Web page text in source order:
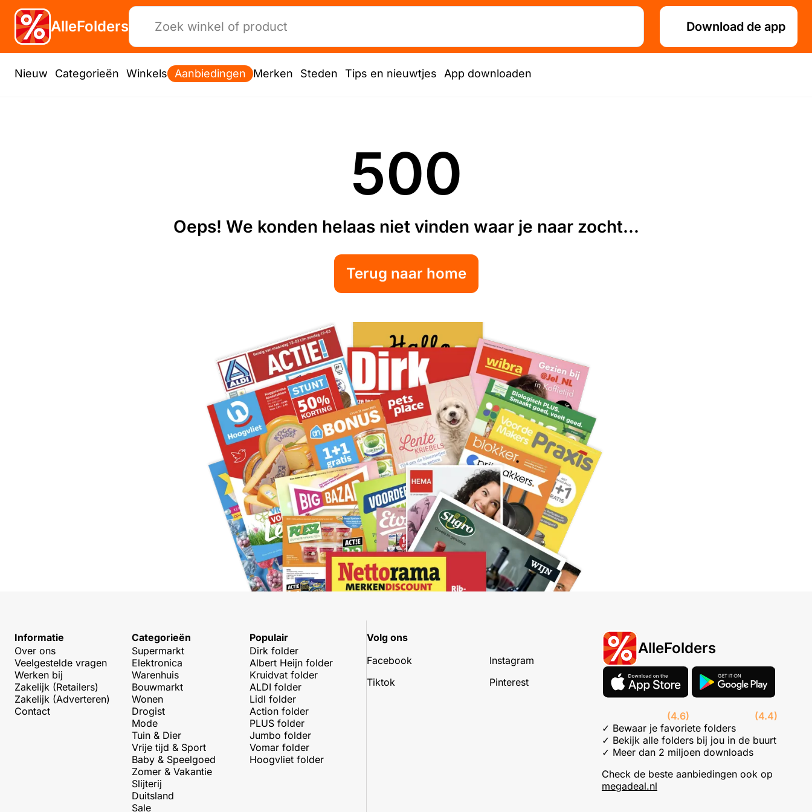
AlleFolders Download de app
Nieuw Categorieën Winkels Aanbiedingen Merken Steden Tips en nieuwtjes App downloaden
500
Oeps! We konden helaas niet vinden waar je naar zocht...
Terug naar home
Informatie
Over ons
Veelgestelde vragen
Werken bij
Zakelijk (Retailers)
Zakelijk (Adverteren)
Contact
Categorieën
Supermarkt
Elektronica
Warenhuis
Bouwmarkt
Wonen
Drogist
Mode
Tuin & Dier
Vrije tijd & Sport
Baby & Speelgoed
Zomer & Vakantie
Slijterij
Duitsland
Sale
Populair
Dirk folder
Albert Heijn folder
Kruidvat folder
ALDI folder
Lidl folder
Action folder
PLUS folder
Jumbo folder
Vomar folder
Hoogvliet folder
Volg ons
Facebook
Instagram
Tiktok
Pinterest
AlleFolders
(4.6)
(4.4)
✓ Bewaar je favoriete folders
✓ Bekijk alle folders bij jou in de buurt
✓ Meer dan 2 miljoen downloads
Check de beste aanbiedingen ook op
megadeal.nl